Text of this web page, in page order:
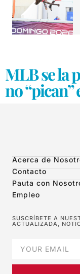
MLB se la
no “pican”
Acerca de
Contacto
Pauta con
Empleo
SUSCRÍBETE A
ACTUALIZADA,